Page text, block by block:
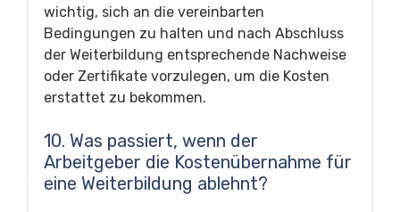
wichtig, sich an die vereinbarten
Bedingungen zu halten und nach Abschluss
der Weiterbildung entsprechende Nachweise
oder Zertifikate vorzulegen, um die Kosten
erstattet zu bekommen.
10. Was passiert, wenn der
Arbeitgeber die Kostenübernahme für
eine Weiterbildung ablehnt?